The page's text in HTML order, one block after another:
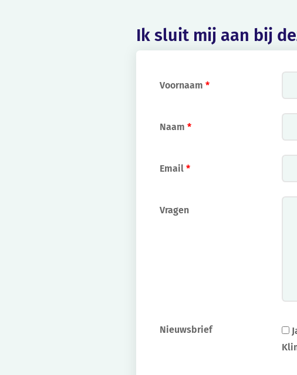
Ik sluit mij aan bij
Voornaam*
Naam*
Email*
Vragen
Nieuwsbrief